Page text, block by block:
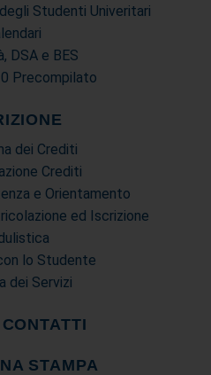
Studenti Univeritari
DSA e BES
Precompilato
dei Crediti
Crediti
e Orientamento
ed Iscrizione
lo Studente
dei Servizi
STAMPA